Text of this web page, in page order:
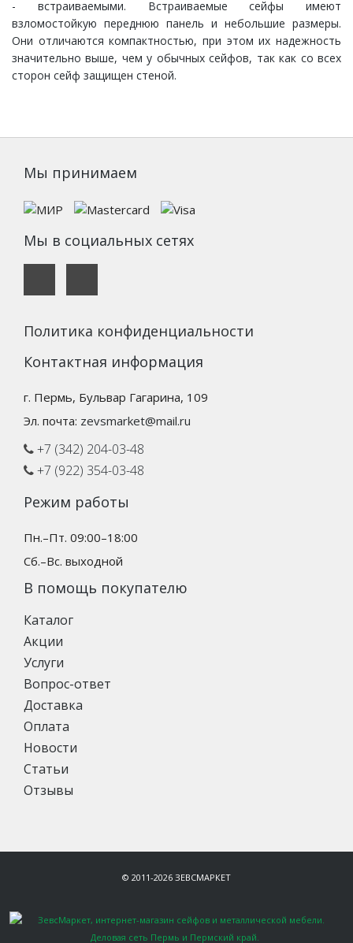
- встраиваемыми. Встраиваемые сейфы имеют
взломостойкую переднюю панель и небольшие размеры.
Они отличаются компактностью, при этом их надежность
значительно выше, чем у обычных сейфов, так как со всех
сторон сейф защищен стеной.
Мы принимаем
Мы в социальных сетях
Политика конфиденциальности
Контактная информация
г. Пермь, Бульвар Гагарина, 109
Эл. почта: zevsmarket@mail.ru
+7 (342) 204-03-48
+7 (922) 354-03-48
Режим работы
Пн.–Пт. 09:00–18:00
Сб.–Вс. выходной
В помощь покупателю
Каталог
Акции
Услуги
Вопрос-ответ
Доставка
Оплата
Новости
Статьи
Отзывы
© 2011-2026 ЗЕВСМАРКЕТ